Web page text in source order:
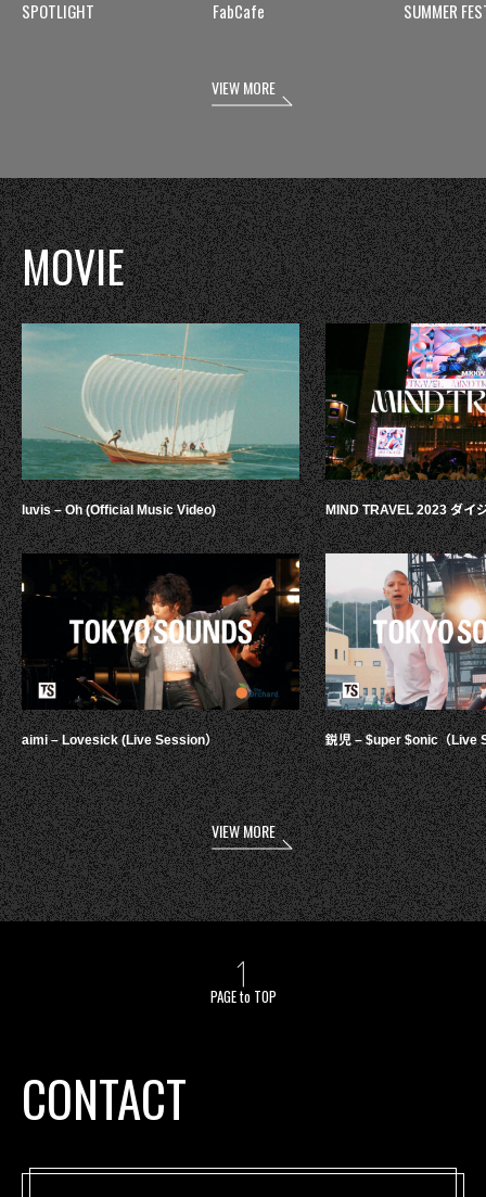
SPOTLIGHT FabCafe SUMMER
VIEW MORE
MOVIE
luvis – Oh (Official Music Video)
aimi – Lovesick (Live Session）
MIND TRAVEL 2023 ダイ
鋭児 – $uper $onic（Live
VIEW MORE
PAGE to TOP
CONTACT